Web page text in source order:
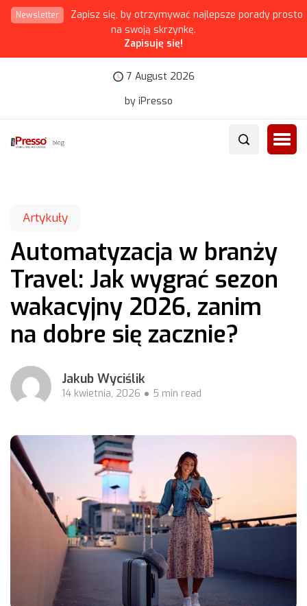
Newsletter
Zapisz się, by otrzymywać najlepsze porady prosto
na swoją skrzynkę.
Zapisuję się!
7 August 2026
by iPresso
Artykuły
Automatyzacja w branży
Travel: Jak wygrać sezon
wakacyjny 2026, zanim
na dobre się zacznie?
Jakub Wyciślik
14 kwietnia, 2026 5 min read